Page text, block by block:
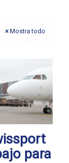
Mostra todo
para